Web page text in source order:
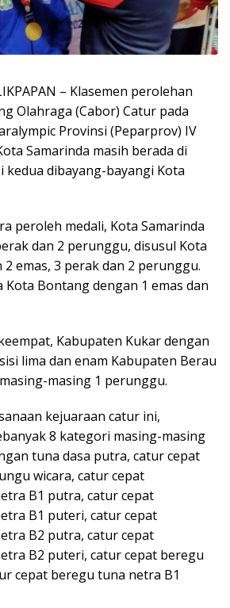
– Klasemen perolehan
Olahraga (Cabor) Catur pada
Provinsi (Peparprov) IV
Samarinda masih berada di
kedua dibayang-bayangi Kota
peroleh medali, Kota Samarinda
dan 2 perunggu, disusul Kota
emas, 3 perak dan 2 perunggu.
Kota Bontang dengan 1 emas dan
Kabupaten Kukar dengan
lima dan enam Kabupaten Berau
masing 1 perunggu.
kejuaraan catur ini,
8 kategori masing-masing
tuna dasa putra, catur cepat
wicara, catur cepat
B1 putra, catur cepat
B1 puteri, catur cepat
B2 putra, catur cepat
B2 puteri, catur cepat beregu
cepat beregu tuna netra B1